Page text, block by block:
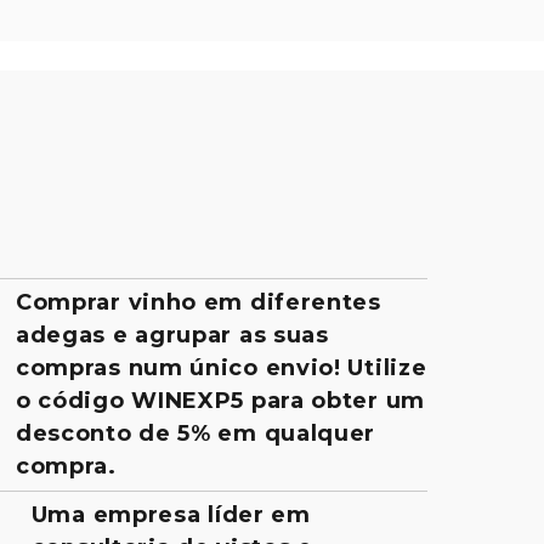
Comprar vinho em diferentes
adegas e agrupar as suas
compras num único envio! Utilize
o código WINEXP5 para obter um
desconto de 5% em qualquer
compra.
Uma empresa líder em